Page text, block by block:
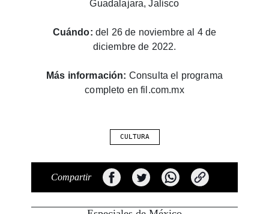
diciembre de 2022.
completo en fil.com.mx
Especiales de México